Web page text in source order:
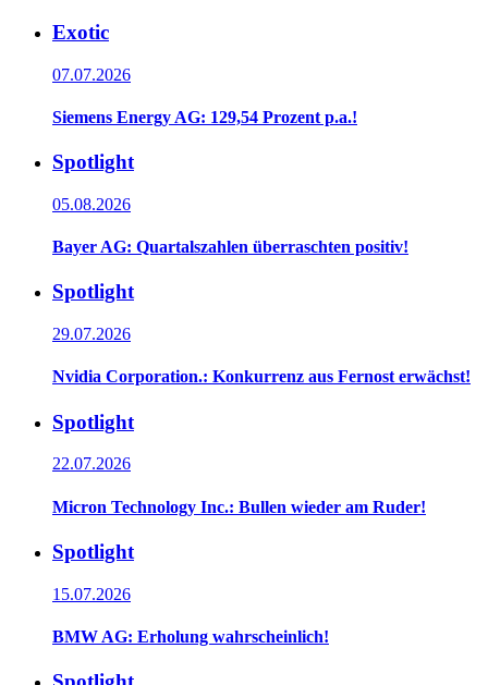
Exotic
07.07.2026
Siemens Energy AG: 129,54 Prozent p.a.!
Spotlight
05.08.2026
Bayer AG: Quartalszahlen überraschten positiv!
Spotlight
29.07.2026
Nvidia Corporation.: Konkurrenz aus Fernost erwächst!
Spotlight
22.07.2026
Micron Technology Inc.: Bullen wieder am Ruder!
Spotlight
15.07.2026
BMW AG: Erholung wahrscheinlich!